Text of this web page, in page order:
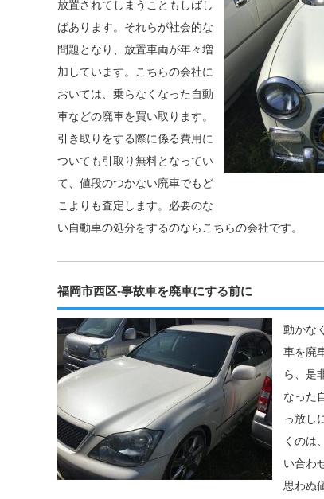
放置されてしまうこともしばし
ばあります。それらが社会的な
問題となり、放置車両が年々増
加しています。こちらの会社に
おいては、乗らなくなった自動
車などの廃車を買い取ります。
引き取りをする際に係る費用に
ついても引取り無料となってい
て、値段のつかない廃車でもど
こよりも査定します。必要のな
い自動車の処分をするのならこちらの会社です。
福岡市西区-事故車を廃車にする前に
動かな
車を廃
ら、是
なった
っ放し
くのは
い合わ
思わぬ